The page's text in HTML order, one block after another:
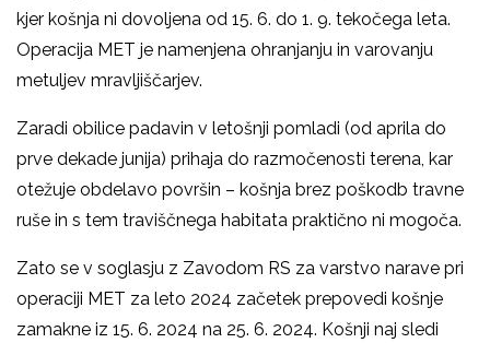
kjer košnja ni dovoljena od 15. 6. do 1. 9. tekočega leta.
Operacija MET je namenjena ohranjanju in varovanju
metuljev mravljiščarjev.
Zaradi obilice padavin v letošnji pomladi (od aprila do
prve dekade junija) prihaja do razmočenosti terena, kar
otežuje obdelavo površin – košnja brez poškodb travne
ruše in s tem traviščnega habitata praktično ni mogoča.
Zato se v soglasju z Zavodom RS za varstvo narave pri
operaciji MET za leto 2024 začetek prepovedi košnje
zamakne iz 15. 6. 2024 na 25. 6. 2024. Košnji naj sledi